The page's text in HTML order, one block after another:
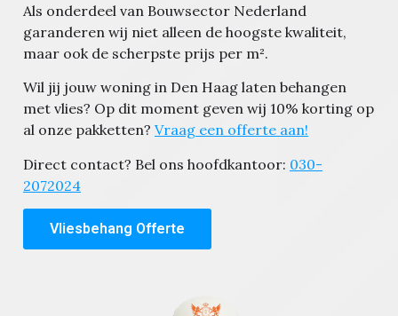
Als onderdeel van Bouwsector Nederland
garanderen wij niet alleen de hoogste kwaliteit,
maar ook de scherpste prijs per m².
Wil jij jouw woning in Den Haag laten behangen
met vlies? Op dit moment geven wij 10% korting op
al onze pakketten? Vraag een offerte aan!
Direct contact? Bel ons hoofdkantoor: 030-
2072024
Vliesbehang Offerte